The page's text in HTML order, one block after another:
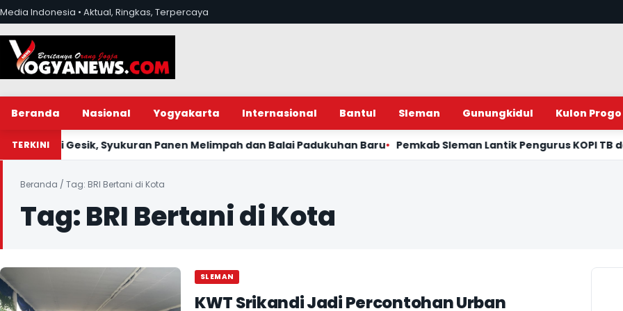
Lewati ke konten
Media Indonesia • Aktual, Ringkas, Terpercaya
Beranda Nasional Yogyakarta Internasional Bantul Sleman Gunungkidul Kulon Progo
TERKINIPanen Melimpah dan Balai Padukuhan Baru Pemkab Sleman Lantik Pengurus KOPI TB dan Gelar
Beranda / Tag: BRI Bertani di Kota
Tag:BRI Bertani di Kota
SLEMAN
KWT Srikandi Jadi Percontohan Urban